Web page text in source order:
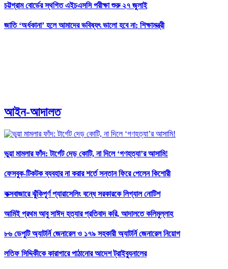
চট্টগ্রাম বোর্ডের স্থগিত এইচএসসি পরীক্ষা শুরু ২৭ জুলাই
জাতি ‘অর্ধকানা’ হলে আমাদের ভবিষ্যৎ ভালো হবে না: শিক্ষামন্ত্রী
আইন-আদালত
​ভুয়া মামলার ফাঁদ: টার্গেট দেড় কোটি, না দিলে ‘গণহত্যা’র আসামি!
ফেসবুক-টিকটক ব্যবহার না করার শর্তে সন্তান ফিরে পেলেন কিশোরী
কক্সবাজারে ঝুঁকিপূর্ণ প্যারাসেলিং বন্ধে সরকারকে লিগ্যাল নোটিশ
আমিই প্রথম আবু সাঈদ হত্যার প্রতিবাদ করি, আদালতে কলিমুল্লাহ
৮৬ ডেপুটি অ্যাটর্নি জেনারেল ও ১৭৯ সহকারী অ্যাটর্নি জেনারেল নিয়োগ
লতিফ সিদ্দিকীকে কারাগারে পাঠানোর আদেশ ট্রাইব্যুনালের